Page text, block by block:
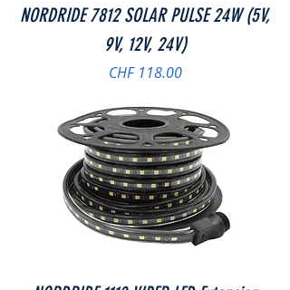
NORDRIDE 7812 SOLAR PULSE 24W (5V,
9V, 12V, 24V)
Preis
CHF 118.00